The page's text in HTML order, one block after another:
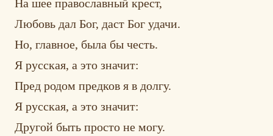
На шее православный крест,
Любовь дал Бог, даст Бог удачи.
Но, главное, была бы честь.
Я русская, а это значит:
Пред родом предков я в долгу.
Я русская, а это значит:
Другой быть просто не могу.